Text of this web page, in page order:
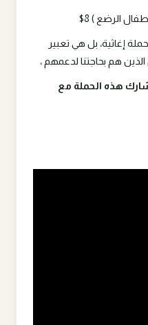
الرضع ) 8$
إغاثية، بل هي تعبير
هم بحاجتنا لدعمهم ،
هذه الحملة مع